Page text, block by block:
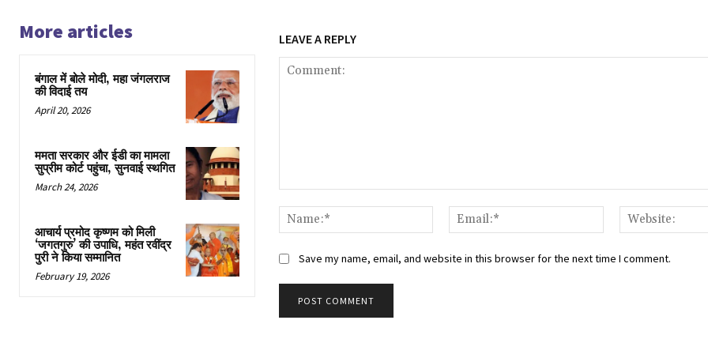
More articles
बंगाल में बोले मोदी, महा जंगलराज
की विदाई तय
April 20, 2026
ममता सरकार और ईडी का मामला
सुप्रीम कोर्ट पहुंचा, सुनवाई स्थगित
March 24, 2026
आचार्य प्रमोद कृष्णम को मिली
‘जगतगुरु’ की उपाधि, महंत रवींद्र
पुरी ने किया सम्मानित
February 19, 2026
LEAVE A REPLY
Name:*
Email:*
Save my name, email, and website in this browser for the next time I comment.